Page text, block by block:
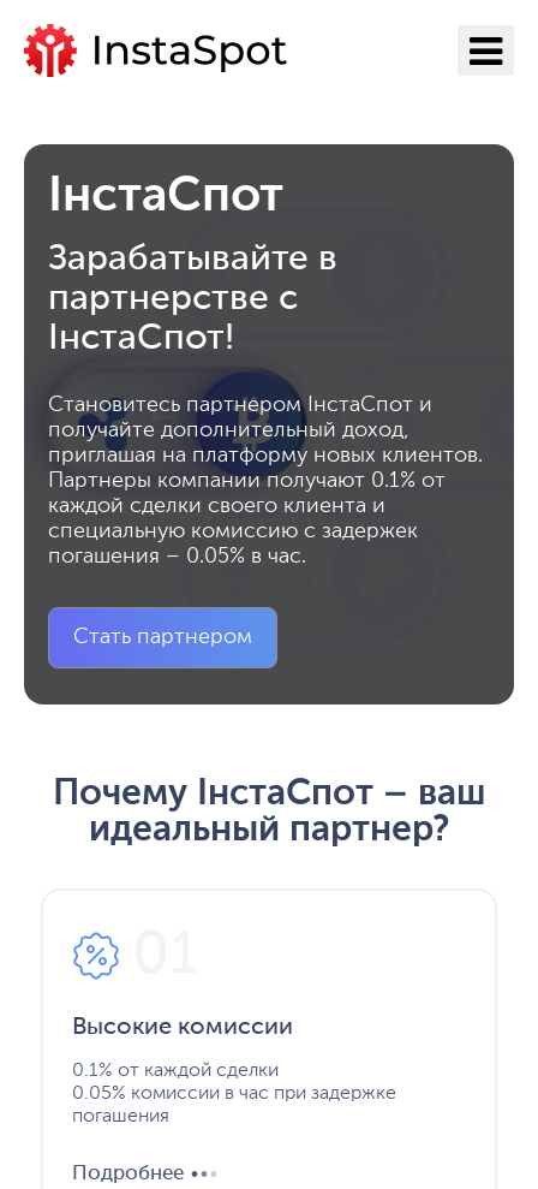
ІнстаСпот
Зарабатывайте в
партнерстве с
ІнстаСпот!
Становитесь партнером ІнстаСпот и
получайте дополнительный доход,
приглашая на платформу новых клиентов.
Партнеры компании получают 0.1% от
каждой сделки своего клиента и
специальную комиссию с задержек
погашения – 0.05% в час.
Стать партнером
Почему ІнстаСпот – ваш
идеальный партнер?
Высокие комиссии
0.1% от каждой сделки
0.05% комиссии в час при задержке
погашения
Подробнее ...